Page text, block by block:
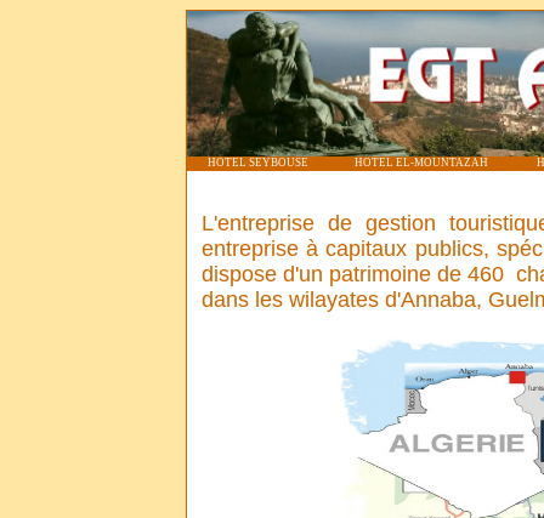
HOTEL SEYBOUSE HOTEL EL-MOUNTAZAH
L'entreprise de gestion
entreprise à capitaux publics,
dispose d'un patrimoine de460
dans les wilayates d'Annaba,